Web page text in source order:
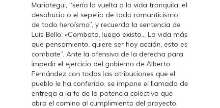
Mariategui, “sería la vuelta a la vida tranquila, el
desahucio o el sepelio de todo romanticismo,
de todo heroísmo”, y recuerda la sentencia de
Luis Bello: «Combato, luego existo… La vida más
que pensamiento, quiere ser hoy acción, esto es
combate”. Ante la ofensiva de la derecha para
impedir el ejercicio del gobierno de Alberto
Fernández con todas las atribuciones que el
pueblo le ha conferido, se impone el llamado de
entrega a la fe de la potencia colectiva que
abra el camino al cumplimiento del proyecto